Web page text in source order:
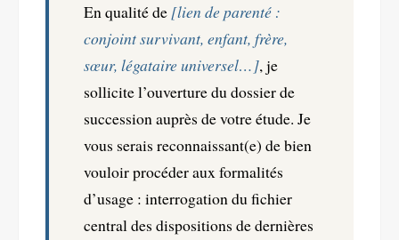
En qualité de [lien de parenté :
conjoint survivant, enfant, frère,
sœur, légataire universel…], je
sollicite l’ouverture du dossier de
succession auprès de votre étude. Je
vous serais reconnaissant(e) de bien
vouloir procéder aux formalités
d’usage : interrogation du fichier
central des dispositions de dernières